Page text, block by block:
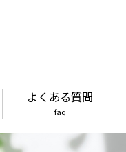
よくある質問
faq